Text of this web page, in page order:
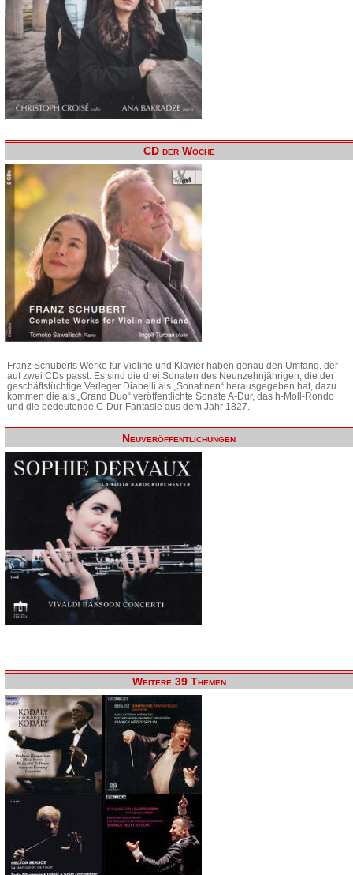
CD der Woche
Franz Schuberts Werke für Violine und Klavier haben genau den Umfang, der
auf zwei CDs passt. Es sind die drei Sonaten des Neunzehnjährigen, die der
geschäftstüchtige Verleger Diabelli als „Sonatinen“ herausgegeben hat, dazu
kommen die als „Grand Duo“ veröffentlichte Sonate A-Dur, das h-Moll-Rondo
und die bedeutende C-Dur-Fantasie aus dem Jahr 1827.
Neuveröffentlichungen
Weitere 39 Themen